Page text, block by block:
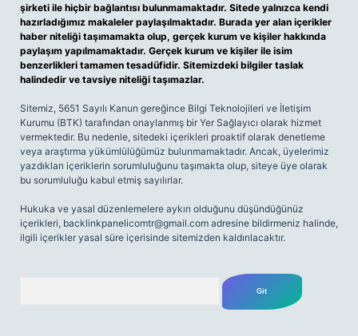
şirketi ile hiçbir bağlantısı bulunmamaktadır. Sitede yalnızca kendi
hazırladığımız makaleler paylaşılmaktadır. Burada yer alan içerikler
haber niteliği taşımamakta olup, gerçek kurum ve kişiler hakkında
paylaşım yapılmamaktadır. Gerçek kurum ve kişiler ile isim
benzerlikleri tamamen tesadüfidir. Sitemizdeki bilgiler taslak
halindedir ve tavsiye niteliği taşımazlar.
Sitemiz, 5651 Sayılı Kanun gereğince Bilgi Teknolojileri ve İletişim
Kurumu (BTK) tarafından onaylanmış bir Yer Sağlayıcı olarak hizmet
vermektedir. Bu nedenle, sitedeki içerikleri proaktif olarak denetleme
veya araştırma yükümlülüğümüz bulunmamaktadır. Ancak, üyelerimiz
yazdıkları içeriklerin sorumluluğunu taşımakta olup, siteye üye olarak
bu sorumluluğu kabul etmiş sayılırlar.
Hukuka ve yasal düzenlemelere aykırı olduğunu düşündüğünüz
içerikleri, backlinkpanelicomtr@gmail.com adresine bildirmeniz halinde,
ilgili içerikler yasal süre içerisinde sitemizden kaldırılacaktır.